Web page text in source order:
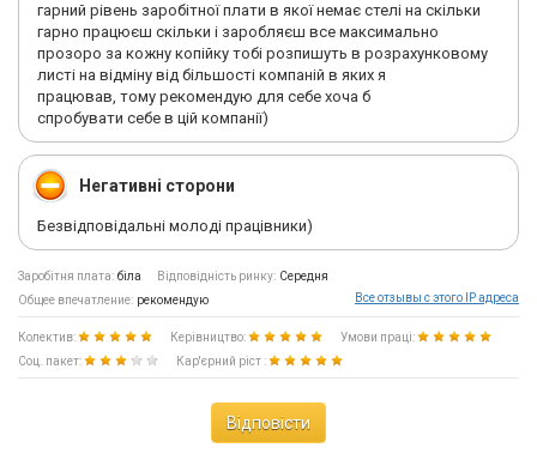
гарний рівень заробітної плати в якої немає стелі на скільки
гарно працюєш скільки і заробляєш все максимально
прозоро за кожну копійку тобі розпишуть в розрахунковому
листі на відміну від більшості компаній в яких я
працював, тому рекомендую для себе хоча б
спробувати себе в цій компанії)
Негативні сторони
Безвідповідальні молоді працівники)
Заробітня плата: біла Відповідність ринку: Середня
Общее впечатление: рекомендую Все отзывы с этого IP адреса
Колектив: Керівництво:
Умови праці:
Соц. пакет:
Кар'єрний ріст :
Відповісти